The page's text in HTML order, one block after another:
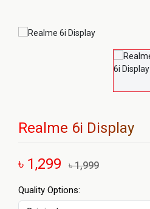
Realme 6i Display
৳ 1,299 ৳ 1,999
Quality Options: